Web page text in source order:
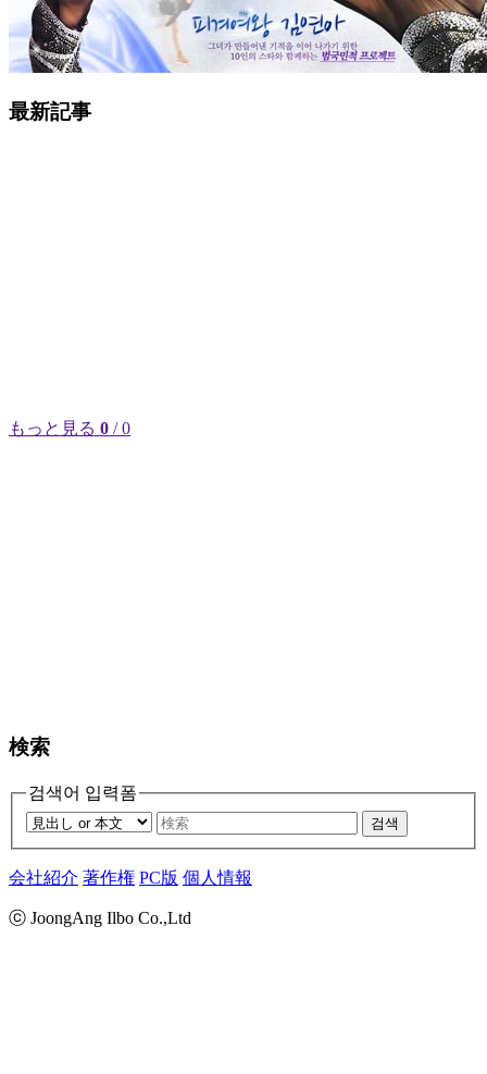
最新記事
もっと見る 0 / 0
検索
검색어 입력폼
검색
会社紹介 著作権 PC版 個人情報
ⓒ JoongAng Ilbo Co.,Ltd